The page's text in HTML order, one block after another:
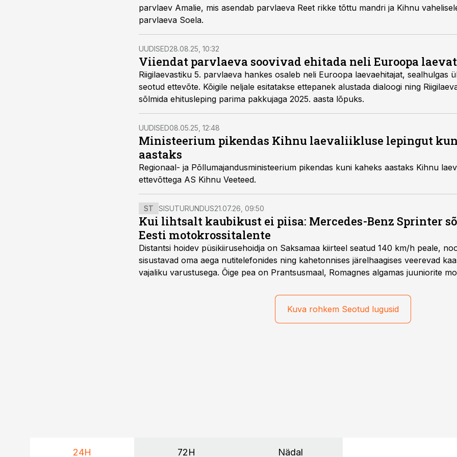
parvlaev Amalie, mis asendab parvlaeva Reet rikke tõttu mandri ja Kihnu
parvlaeva Soela.
UUDISED28.08.25, 10:32
Viiendat parvlaeva soovivad ehitada neli Euroopa
Riigilaevastiku 5. parvlaeva hankes osaleb neli Euroopa laevaehitajat, sealhulgas
seotud ettevõte. Kõigile neljale esitatakse ettepanek alustada dialoogi ning
sõlmida ehitusleping parima pakkujaga 2025. aasta lõpuks.
UUDISED08.05.25, 12:48
Ministeerium pikendas Kihnu laevaliikluse lepingut
aastaks
Regionaal- ja Põllumajandusministeerium pikendas kuni kaheks aastaks Kihnu
ettevõttega AS Kihnu Veeteed.
ST SISUTURUNDUS21.07.26, 09:50
Kui lihtsalt kaubikust ei piisa: Mercedes-Benz Sprinter
Eesti motokrossitalente
Distantsi hoidev püsikiirusehoidja on Saksamaa kiirteel seatud 140 km/h peale,
sisustavad oma aega nutitelefonides ning kahetonnises järelhaagises veerevad
vajaliku varustusega. Õige pea on Prantsusmaal, Romagnes algamas juuniorite
Kuva rohkem Seotud lugusid
24H 72H Nädal